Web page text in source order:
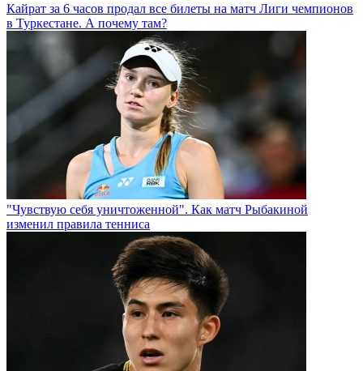
Кайрат за 6 часов продал все билеты на матч Лиги чемпионов
в Туркестане. А почему там?
"Чувствую себя уничтоженной". Как матч Рыбакиной
изменил правила тенниса